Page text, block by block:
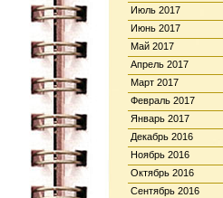
Июль 2017
Июнь 2017
Май 2017
Апрель 2017
Март 2017
Февраль 2017
Январь 2017
Декабрь 2016
Ноябрь 2016
Октябрь 2016
Сентябрь 2016